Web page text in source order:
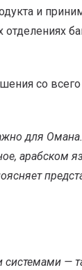
и
со
для
арабском
—